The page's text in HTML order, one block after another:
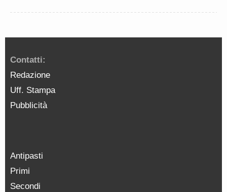
Contatti:
Redazione
Uff. Stampa
Pubblicità
Antipasti
Primi
Secondi